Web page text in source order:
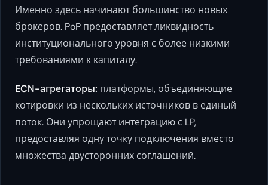
Именно здесь начинают большинство новых
брокеров. PoP предоставляет ликвидность
институционального уровня с более низкими
требованиями к капиталу.
ECN-агрегаторы: платформы, объединяющие
котировки из нескольких источников в единый
поток. Они упрощают интеграцию с LP,
предоставляя одну точку подключения вместо
множества двусторонних соглашений.